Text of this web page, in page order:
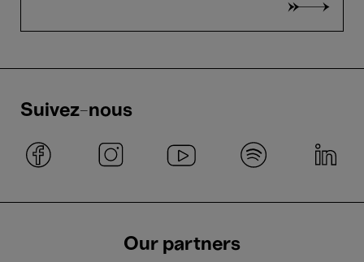
Suivez-nous
Our partners